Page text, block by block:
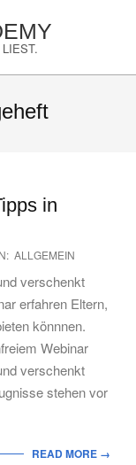
in
ALLGEMEIN
verschenkt
erfahren Eltern,
könnnen.
Webinar
verschenkt
stehen vor
READ MORE →